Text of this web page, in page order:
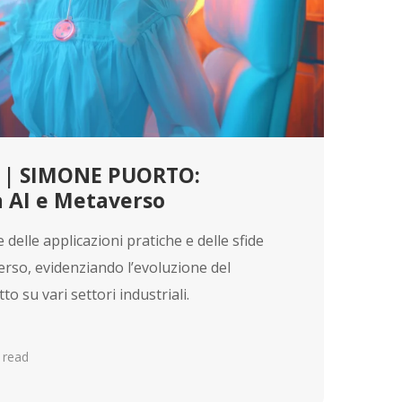
PUORTO:
e Metaverso
applicazioni pratiche e delle sfide
evidenziando l’evoluzione del
su vari settori industriali.